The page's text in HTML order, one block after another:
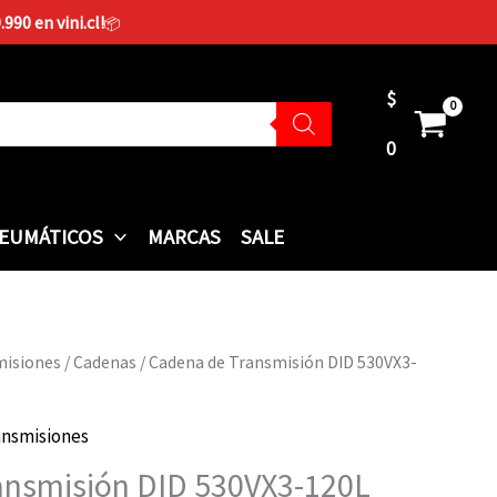
en vini.cl!📦
$
0
MARCAS SALE
/Cadenas / Cadena de Transmisión DID 530VX3-
DID 530VX3-120L